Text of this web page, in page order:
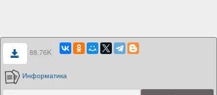
88.76K
Информатика